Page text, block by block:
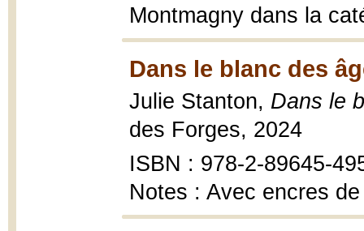
Montmagny dans la
Dans le blanc des
Julie Stanton, Dans le
des Forges, 2024
ISBN : 978-2-89645-
Notes : Avec encres